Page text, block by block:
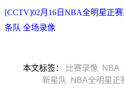
[CCTV]02月16日NBA全明星正
条队 全场录像
本文标签： 比赛录像 NBA
新星队
NBA全明星正